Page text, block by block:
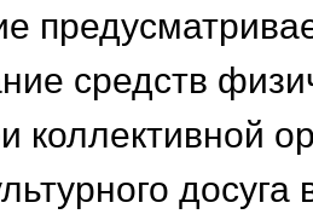
средств
коллективной